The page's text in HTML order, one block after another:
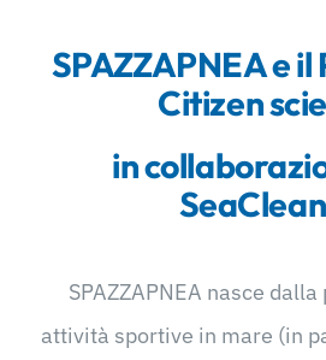
SPAZZAPNEA e
Citizen
in
SPAZZAPNEA nasce
attività sportive in mare (in